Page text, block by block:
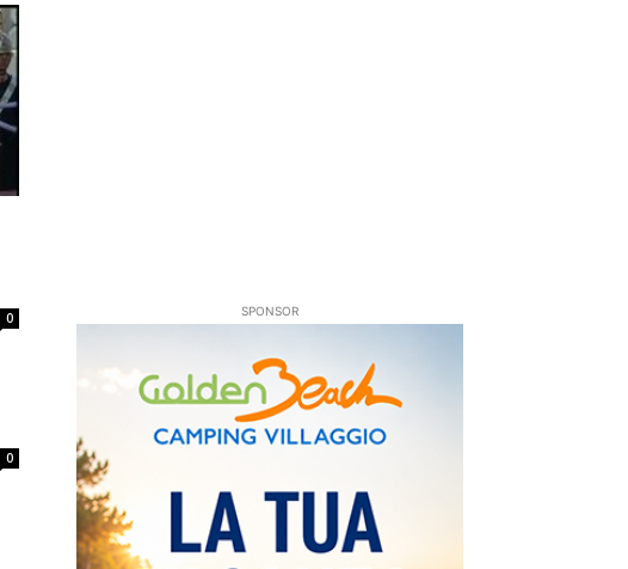
0
0
SPONSOR